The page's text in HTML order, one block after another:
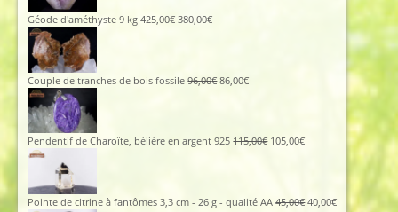
112,00€.
Géode d'améthyste 9 kg 425,00€ Le
425,00€.
380,00€Le
380,00€.
Couple de tranches de bois fossile 96,00€Le
96,00€.
86,00€Le
86,00€.
Pendentif de Charoïte, bélière en argent 925 115,00€ Le
115,00€.
105,00€Le
105,00€.
Pointe de citrine à fantômes 3,3 cm - 26 g - qualité AA 45,00€Le
40,00€Le